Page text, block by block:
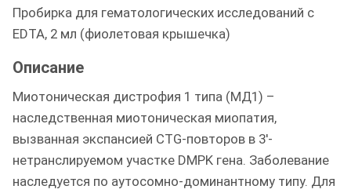
Пробирка для гематологических исследований с
EDTA, 2 мл (фиолетовая крышечка)
Описание
Миотоническая дистрофия 1 типа (МД1) –
наследственная миотоническая миопатия,
вызванная экспансией CTG-повторов в 3′-
нетранслируемом участке DMPK гена. Заболевание
наследуется по аутосомно-доминантному типу. Для